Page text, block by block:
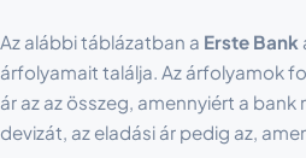
Az alábbi táblázatban a Erste Bank
árfolyamait találja. Az árfolyamok
ár az az összeg, amennyiért a
devizát, az eladási ár pedig az,